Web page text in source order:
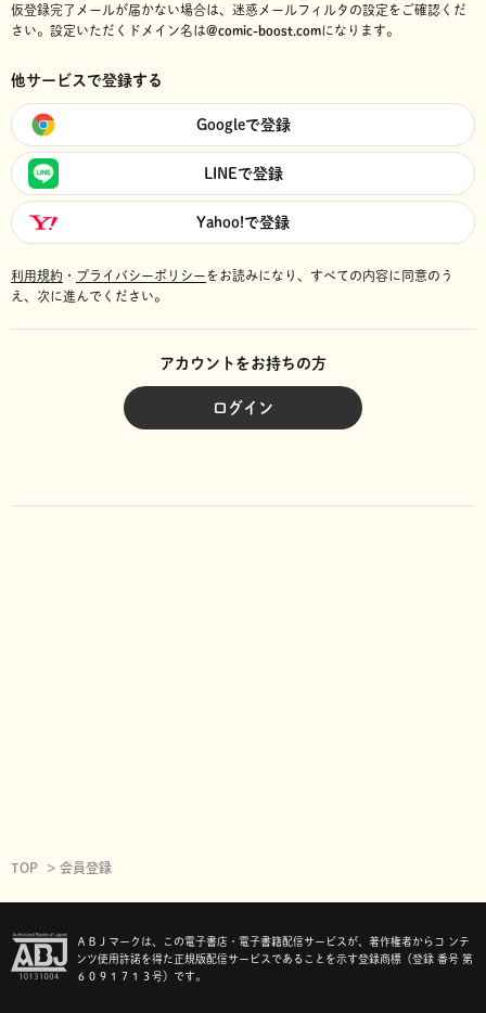
仮登録完了メールが届かない場合は、迷惑メールフィルタの設定をご確認くだ
さい。 設定いただくドメイン名は@comic-boost.comになります。
他サービスで登録する
Googleで登録
LINEで登録
Yahoo!で登録
利用規約 ・ プライバシーポリシーをお読みになり、 すべての内容に同意のう
え、次に進んでください。
アカウントをお持ちの方
ログイン
TOP 会員登録
ＡＢＪマークは、この電子書店・電子書籍配信サービスが、著作権者からコ ンテ
ンツ使用許諾を得た正規版配信サービスであることを示す登録商標（登録 番号 第
６０９１７１３号）です。